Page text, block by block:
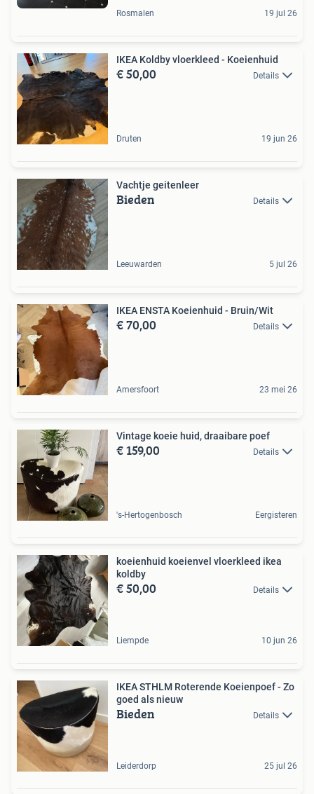
Rosmalen 19 jul 26
IKEA Koldby vloerkleed - Koeienhuid
€ 50,00 Details
Druten 19 jun 26
Vachtje geitenleer
Bieden Details
Leeuwarden 5 jul 26
IKEA ENSTA Koeienhuid - Bruin/Wit
€ 70,00 Details
Amersfoort 23 mei 26
Vintage koeie huid, draaibare poef
€ 159,00 Details
's-Hertogenbosch Eergisteren
koeienhuid koeienvel vloerkleed ikea
koldby
€ 50,00 Details
Liempde 10 jun 26
IKEA STHLM Roterende Koeienpoef - Zo
goed als nieuw
Bieden Details
Leiderdorp 25 jul 26